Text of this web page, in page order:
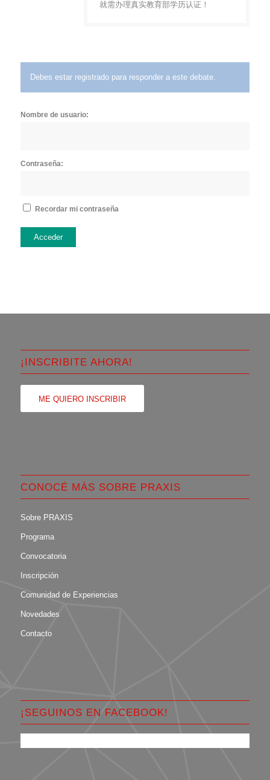
就需办理真实教育部学历认证！
Debes estar registrado para responder a este debate.
Nombre de usuario:
Contraseña:
Recordar mi contraseña
Acceder
¡INSCRIBITE AHORA!
ME QUIERO INSCRIBIR
CONOCÉ MÁS SOBRE PRAXIS
Sobre PRAXIS
Programa
Convocatoria
Inscripción
Comunidad de Experiencias
Novedades
Contacto
¡SEGUINOS EN FACEBOOK!